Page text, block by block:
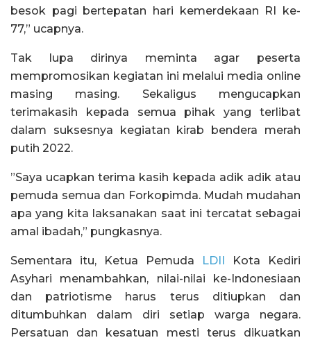
besok pagi bertepatan hari kemerdekaan RI ke-
77,” ucapnya.
Tak lupa dirinya meminta agar peserta
mempromosikan kegiatan ini melalui media online
masing masing. Sekaligus mengucapkan
terimakasih kepada semua pihak yang terlibat
dalam suksesnya kegiatan kirab bendera merah
putih 2022.
”Saya ucapkan terima kasih kepada adik adik atau
pemuda semua dan Forkopimda. Mudah mudahan
apa yang kita laksanakan saat ini tercatat sebagai
amal ibadah,” pungkasnya.
Sementara itu, Ketua Pemuda LDII Kota Kediri
Asyhari menambahkan, nilai-nilai ke-Indonesiaan
dan patriotisme harus terus ditiupkan dan
ditumbuhkan dalam diri setiap warga negara.
Persatuan dan kesatuan mesti terus dikuatkan